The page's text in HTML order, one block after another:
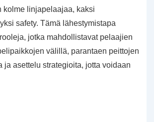
kolme linjapelaajaa, kaksi
safety. Tämä lähestymistapa
jotka mahdollistavat pelaajien
välillä, parantaen peittojen
ja asettelu strategioita, jotta voidaan